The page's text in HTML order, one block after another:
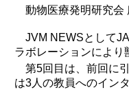
動物医療発明研究会
JVM NEWSとして
ラボレーションにより
第5回目は、前回に
は3人の教員へのイン